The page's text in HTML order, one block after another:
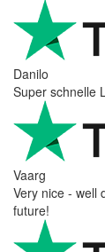
Danilo
Super schnelle
Vaarg
Very nice - well
future!